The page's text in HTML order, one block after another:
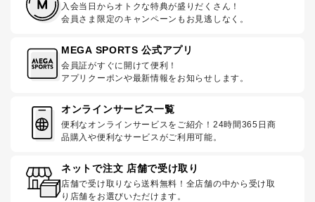
入会当日からオトクな特典が盛りだくさん！
会員さま限定のキャンペーンもお見逃しなく。
MEGA SPORTS 公式アプリ
会員証がすぐに開けて便利！
アプリクーポンや最新情報をお知らせします。
オンラインサービス一覧
便利なオンラインサービスをご紹介！24時間365日商
品購入や便利なサービスがご利用可能。
ネットで注文 店舗で受け取り
店舗で受け取りなら送料無料！全店舗の中から受け取
り店舗をお選びいただけます。